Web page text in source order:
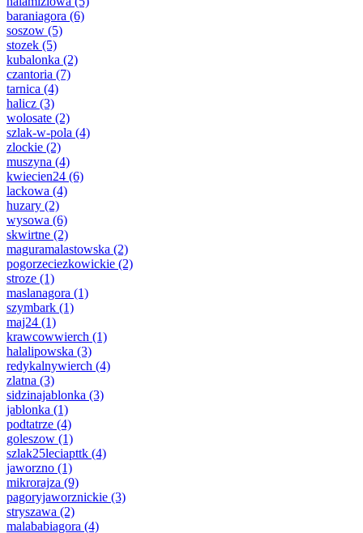
baraniagora (6)
soszow (5)
stozek (5)
kubalonka (2)
czantoria (7)
tarnica (4)
halicz (3)
wolosate (2)
szlak-w-pola (4)
zlockie (2)
muszyna (4)
kwiecien24 (6)
lackowa (4)
huzary (2)
wysowa (6)
skwirtne (2)
maguramalastowska (2)
pogorzeciezkowickie (2)
stroze (1)
maslanagora (1)
szymbark (1)
maj24 (1)
krawcowwierch (1)
halalipowska (3)
redykalnywierch (4)
zlatna (3)
sidzinajablonka (3)
jablonka (1)
podtatrze (4)
goleszow (1)
szlak25leciapttk (4)
jaworzno (1)
mikrorajza (9)
pagoryjaworznickie (3)
stryszawa (2)
malababiagora (4)